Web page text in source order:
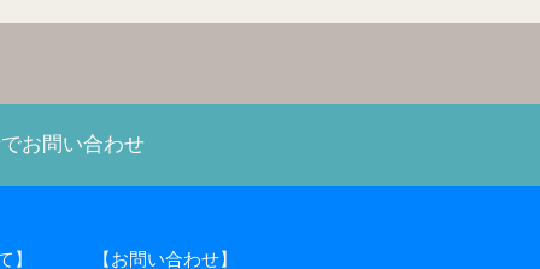
お問い合わせ
】 【お問い合わせ】